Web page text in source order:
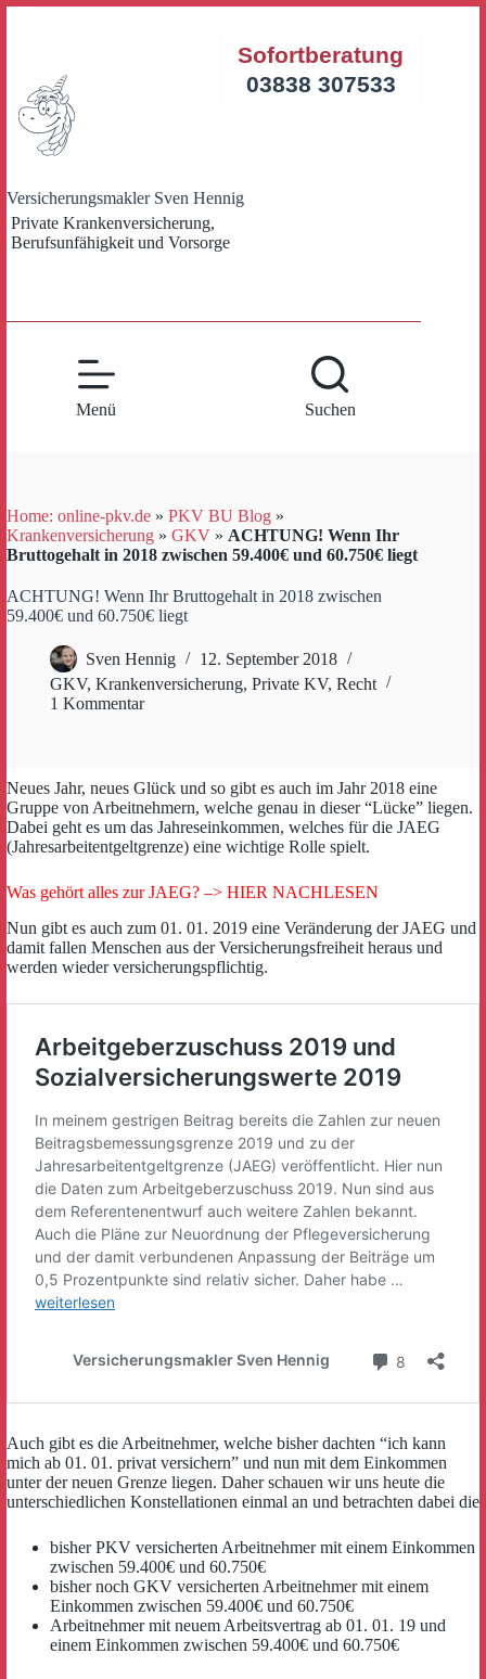
Versicherungsmakler Sven Hennig
Private Krankenversicherung,
Berufsunfähigkeit und Vorsorge
Sofortberatung
03838 307533
Menü Suchen
Home: online-pkv.de » PKV BU Blog »
Krankenversicherung » GKV » ACHTUNG! Wenn Ihr
Bruttogehalt in 2018 zwischen 59.400€ und 60.750€ liegt
ACHTUNG! Wenn Ihr Bruttogehalt in 2018 zwischen
59.400€ und 60.750€ liegt
Sven Hennig
12. September 2018
GKV, Krankenversicherung, Private KV, Recht
1 Kommentar
Neues Jahr, neues Glück und so gibt es auch im Jahr 2018 eine
Gruppe von Arbeitnehmern, welche genau in dieser “Lücke” liegen.
Dabei geht es um das Jahreseinkommen, welches für die JAEG
(Jahresarbeitentgeltgrenze) eine wichtige Rolle spielt.
Was gehört alles zur JAEG? –> HIER NACHLESEN
Nun gibt es auch zum 01. 01. 2019 eine Veränderung der JAEG und
damit fallen Menschen aus der Versicherungsfreiheit heraus und
werden wieder versicherungspflichtig.
Auch gibt es die Arbeitnehmer, welche bisher dachten “ich kann
mich ab 01. 01. privat versichern” und nun mit dem Einkommen
unter der neuen Grenze liegen. Daher schauen wir uns heute die
unterschiedlichen Konstellationen einmal an und betrachten dabei die
bisher PKV versicherten Arbeitnehmer mit einem Einkommen
zwischen 59.400€ und 60.750€
bisher noch GKV versicherten Arbeitnehmer mit einem
Einkommen zwischen 59.400€ und 60.750€
Arbeitnehmer mit neuem Arbeitsvertrag ab 01. 01. 19 und
einem Einkommen zwischen 59.400€ und 60.750€